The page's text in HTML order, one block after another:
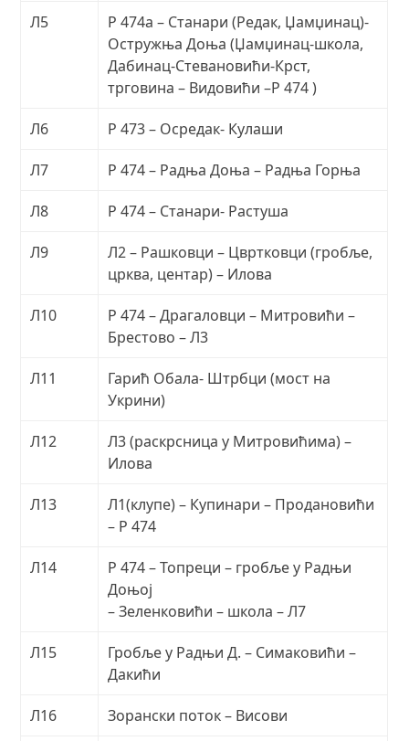
Л5
Р 474а – Станари (Редак, Џамџинац)-
Остружња Доња (Џамџинац-школа,
Дабинац-Стевановићи-Крст,
трговина – Видовићи –Р 474 )
Л6 Р 473 – Осредак- Кулаши
Л7 Р 474 – Радња Доња – Радња Горња
Л8 Р 474 – Станари- Растуша
Л9
Л2 – Рашковци – Цвртковци (гробље,
црква, центар) – Илова
Л10
Р 474 – Драгаловци – Митровићи –
Брестово – Л3
Л11
Гарић Обала- Штрбци (мост на
Укрини)
Л12
Л3 (раскрсница у Митровићима) –
Илова
Л13
Л1(клупе) – Купинари – Продановићи
– Р 474
Л14
Р 474 – Топреци – гробље у Радњи
Доњој
– Зеленковићи – школа – Л7
Л15
Гробље у Радњи Д. – Симаковићи –
Дакићи
Л16 Зорански поток – Висови